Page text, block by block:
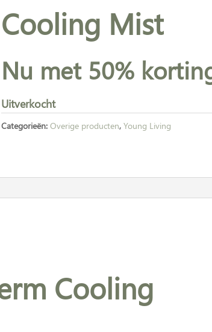
Cooling Mist
Nu met 50%
Uitverkocht
Categorieën:Overige producten,Young Living
Cooling